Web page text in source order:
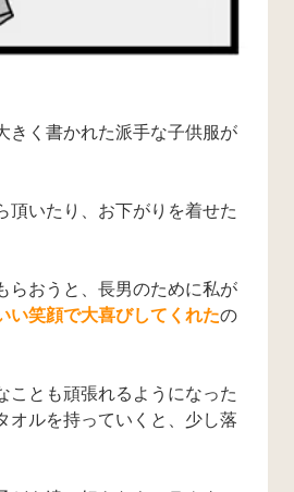
きく書かれた派手な子供服が
頂いたり、お下がりを着せた
らおうと、長男のために私が
い笑顔で大喜びしてくれたの
ことも頑張れるようになった
オルを持っていくと、少し落